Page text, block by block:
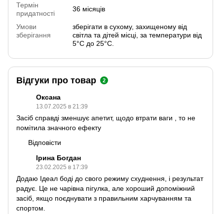
Термін
придатності
36 місяців
Умови
зберігання
зберігати в сухому, захищеному від
світла та дітей місці, за температури від
5°С до 25°С.
Відгуки про товар 2
Оксана
13.07.2025 в 21:39
Засіб справді зменшує апетит, щодо втрати ваги , то не
помітила значного ефекту
Відповісти
Ірина Богдан
23.02.2025 в 17:39
Додаю Ідеал боді до свого режиму схуднення, і результат
радує. Це не чарівна пігулка, але хороший допоміжний
засіб, якщо поєднувати з правильним харчуванням та
спортом.